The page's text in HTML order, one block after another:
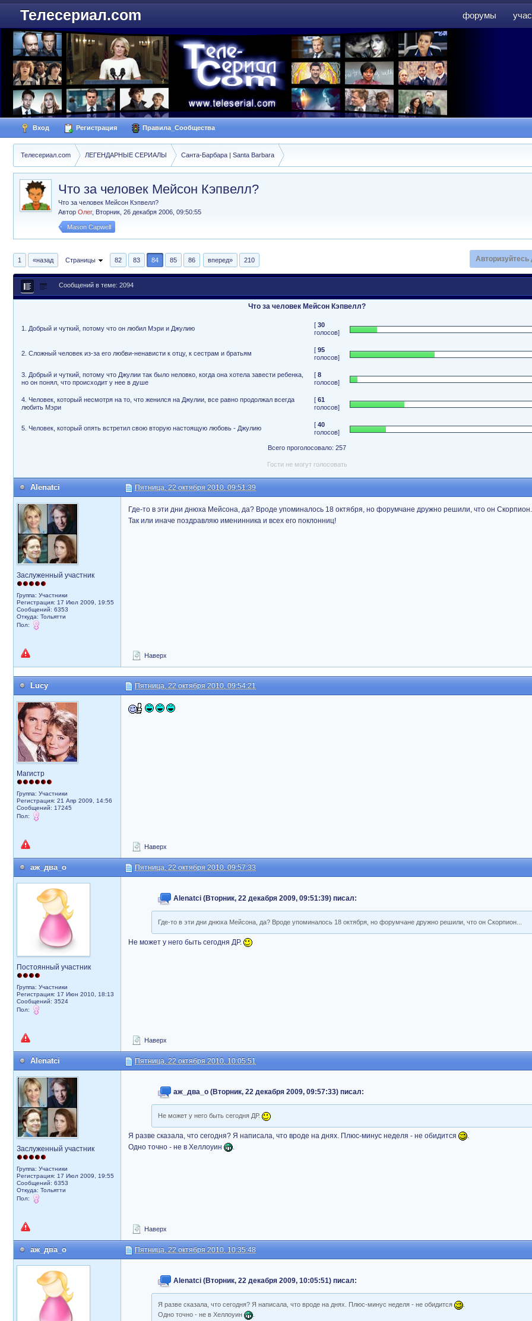
форумы
Телесериал.com
Вход Регистрация Правила_Сообщества
Телесериал.com ЛЕГЕНДАРНЫЕ СЕРИАЛЫ Санта-Барбара | Santa Barbara
Что за человек Мейсон Кэпвелл?
Что за человек Мейсон Кэпвелл?
Автор Олег, Вторник, 26 декабря 2006, 09:50:55
Mason Capwell
1 «назад Страницы 82 83 84 85 86 вперед» 210 Авторизуйтесь
Сообщений в теме: 2094
Что за человек Мейсон Кэпвелл?
1. Добрый и чуткий, потому что он любил Мэри и Джулию [ 30
голосов]
2. Сложный человек из-за его любви-ненависти к отцу, к сестрам и братьям [ 95
голосов]
3. Добрый и чуткий, потому что Джулии так было неловко, когда она хотела завести ребенка,
но он понял, что происходит у нее в душе
[ 8
голосов]
4. Человек, который несмотря на то, что женился на Джулии, все равно продолжал всегда
любить Мэри
[ 61
голосов]
5. Человек, который опять встретил свою вторую настоящую любовь - Джулию [ 40
голосов]
Всего проголосовало: 257
Гости не могут голосовать
Alenatci Пятница, 22 октября 2010, 09:51:39
Заслуженный участник
Группа: Участники
Регистрация: 17 Июл 2009, 19:55
Сообщений: 6353
Откуда: Тольятти
Пол:
Где-то в эти дни днюха Мейсона, да? Вроде упоминалось 18 октября, но форумчане дружно решили, что он
Так или иначе поздравляю именинника и всех его поклонниц!
Наверх
Lucy Пятница, 22 октября 2010, 09:54:21
Магистр
Группа: Участники
Регистрация: 21 Апр 2009, 14:56
Сообщений: 17245
Пол:
Наверх
аж_два_о Пятница, 22 октября 2010, 09:57:33
Постоянный участник
Группа: Участники
Регистрация: 17 Июн 2010, 18:13
Сообщений: 3524
Пол:
Alenatci (Вторник, 22 декабря 2009, 09:51:39) писал:
Где-то в эти дни днюха Мейсона, да? Вроде упоминалось 18 октября, но форумчане дружно решили, что он Скорпион...
Не может у него быть сегодня ДР.
Наверх
Alenatci Пятница, 22 октября 2010, 10:05:51
Заслуженный участник
Группа: Участники
Регистрация: 17 Июл 2009, 19:55
Сообщений: 6353
Откуда: Тольятти
Пол:
аж_два_о (Вторник, 22 декабря 2009, 09:57:33) писал:
Не может у него быть сегодня ДР.
Я разве сказала, что сегодня? Я написала, что вроде на днях. Плюс-минус неделя - не обидится
.
Одно точно - не в Хеллоуин
.
Наверх
аж_два_о Пятница, 22 октября 2010, 10:35:48
Alenatci (Вторник, 22 декабря 2009, 10:05:51) писал:
Я разве сказала, что сегодня? Я написала, что вроде на днях. Плюс-минус неделя - не обидится
Одно точно - не в Хеллоуин